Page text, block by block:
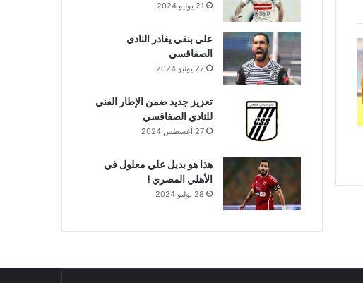
21 يوليو 2024
علي بنقي يغادر النادي
الصفاقسي
27 يونيو 2024
تعزيز جديد ضمن الإطار الفني
للنادي الصفاقسي
27 أغسطس 2024
هذا هو بديل علي معلول في
الأهلي المصري !
28 يوليو 2024